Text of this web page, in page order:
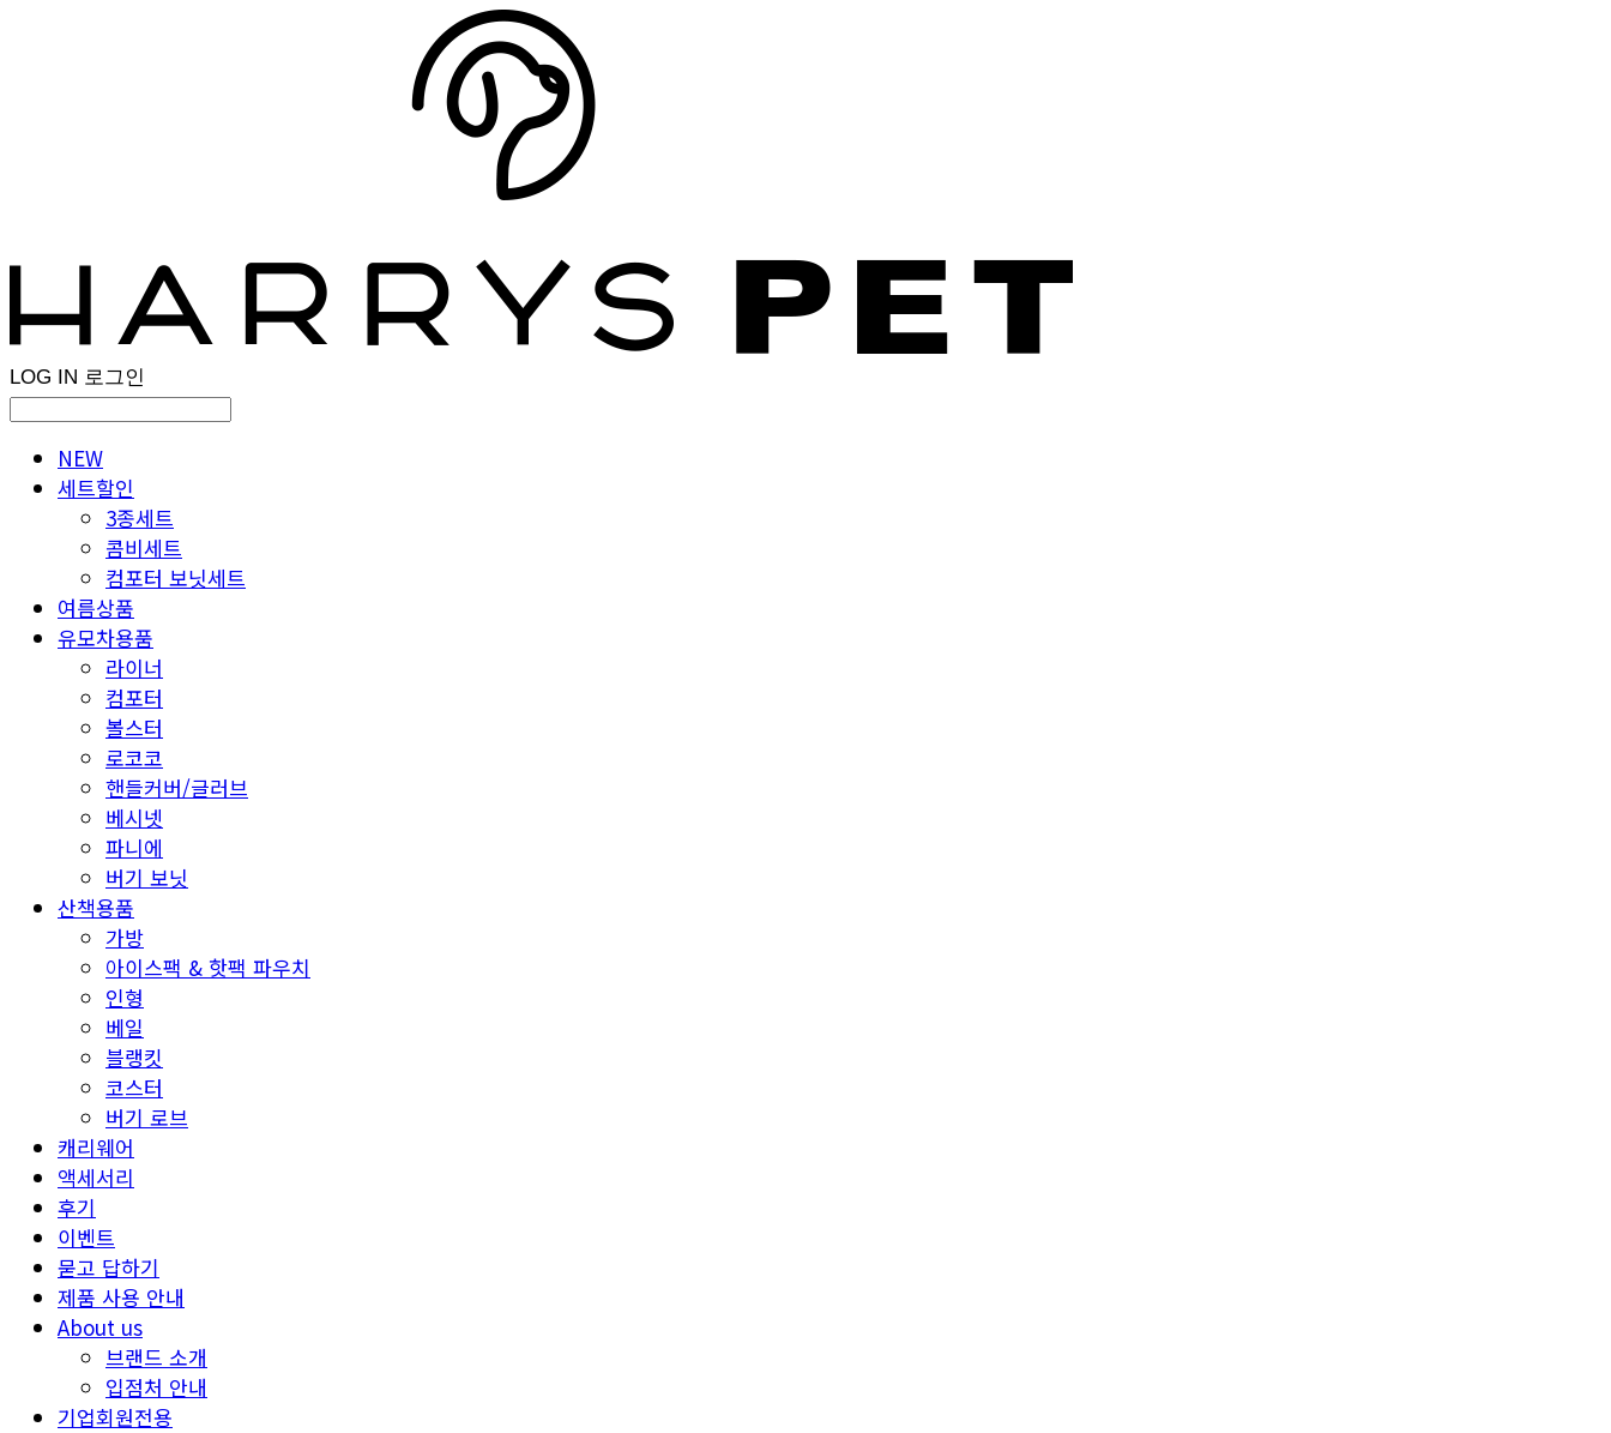
LOG IN 로그인
NEW
세트할인
3종세트
콤비세트
컴포터 보닛세트
여름상품
유모차용품
라이너
컴포터
볼스터
로코코
핸들커버/글러브
베시넷
파니에
버기 보닛
산책용품
가방
아이스팩 & 핫팩 파우치
인형
베일
블랭킷
코스터
버기 로브
캐리웨어
액세서리
후기
이벤트
묻고 답하기
제품 사용 안내
About us
브랜드 소개
입점처 안내
기업회원전용